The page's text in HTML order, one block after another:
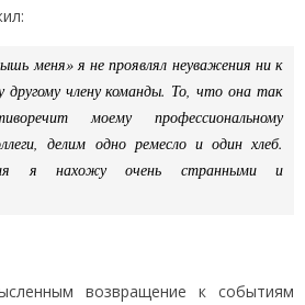
меня» я не проявлял неуважения ни к
другому члену команды. То, что она так
моему профессиональному
делим одно ремесло и один хлеб.
я нахожу очень странными и
возвращение к событиям